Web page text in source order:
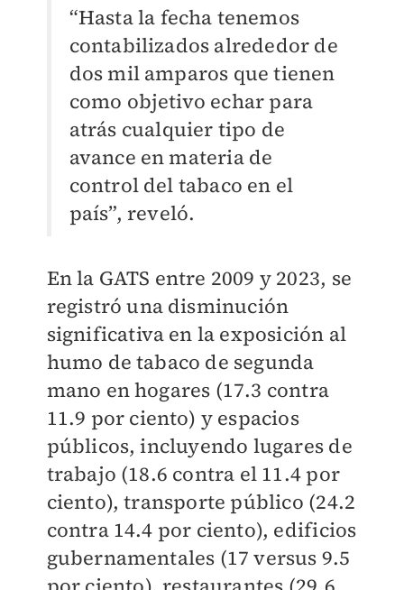
“Hasta la fecha tenemos
contabilizados alrededor de
dos mil amparos que tienen
como objetivo echar para
atrás cualquier tipo de
avance en materia de
control del tabaco en el
país”, reveló.
En la GATS entre 2009 y 2023, se
registró una disminución
significativa en la exposición al
humo de tabaco de segunda
mano en hogares (17.3 contra
11.9 por ciento) y espacios
públicos, incluyendo lugares de
trabajo (18.6 contra el 11.4 por
ciento), transporte público (24.2
contra 14.4 por ciento), edificios
gubernamentales (17 versus 9.5